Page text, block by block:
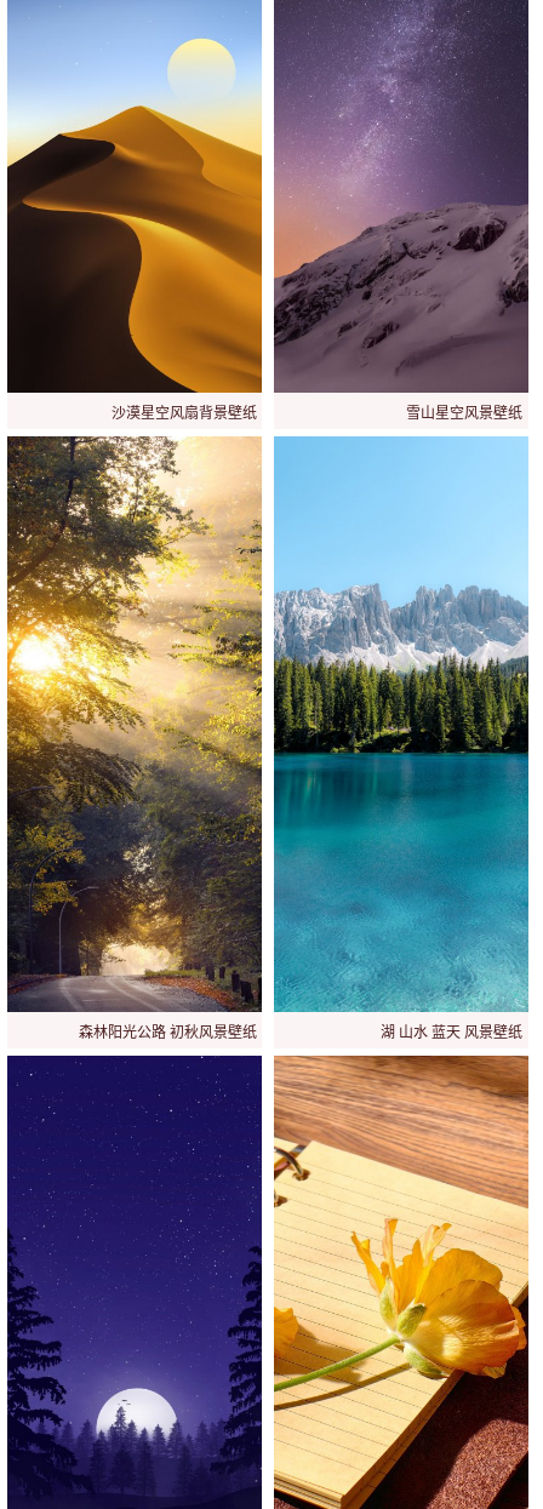
沙漠星空风扇背景壁纸 雪山星空风景壁纸
森林阳光公路 初秋风景壁纸 湖 山水 蓝天 风景壁纸